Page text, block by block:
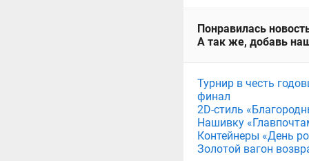
Понравилась
А так же, добавь
Турнир в честь
финал
2D-стиль
Нашивку
Контейнеры «День
Золотой вагон